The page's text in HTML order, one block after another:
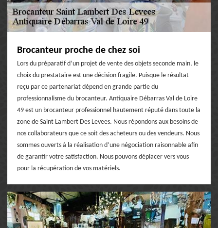
Brocanteur proche de chez soi
Lors du préparatif d’un projet de vente des objets seconde main, le
choix du prestataire est une décision fragile. Puisque le résultat
reçu par ce partenariat dépend en grande partie du
professionnalisme du brocanteur. Antiquaire Débarras Val de Loire
49 est un brocanteur professionnel hautement réputé dans toute la
zone de Saint Lambert Des Levees. Nous répondons aux besoins de
nos collaborateurs que ce soit des acheteurs ou des vendeurs. Nous
sommes ouverts à la réalisation d’une négociation raisonnable afin
de garantir votre satisfaction. Nous pouvons déplacer vers vous
pour la récupération de vos matériels.